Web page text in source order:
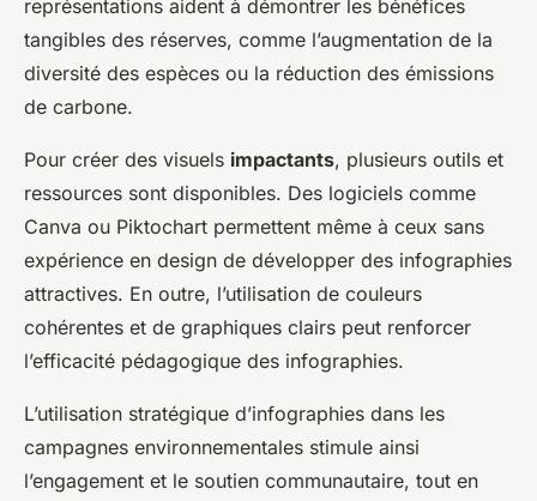
représentations aident à démontrer les bénéfices
tangibles des réserves, comme l’augmentation de la
diversité des espèces ou la réduction des émissions
de carbone.
Pour créer des visuels impactants, plusieurs outils et
ressources sont disponibles. Des logiciels comme
Canva ou Piktochart permettent même à ceux sans
expérience en design de développer des infographies
attractives. En outre, l’utilisation de couleurs
cohérentes et de graphiques clairs peut renforcer
l’efficacité pédagogique des infographies.
L’utilisation stratégique d’infographies dans les
campagnes environnementales stimule ainsi
l’engagement et le soutien communautaire, tout en